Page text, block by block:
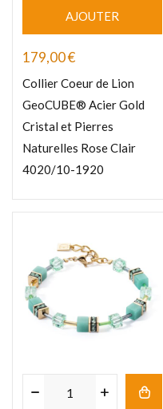
AJOUTER
179,00€
Collier Coeur de Lion
GeoCUBE® Acier Gold
Cristal et Pierres
Naturelles Rose Clair
4020/10-1920